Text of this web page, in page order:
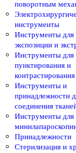
поворотным
инструменты
Инструменты для
экспозиции и
Инструменты для
пунктирования и
контрастирования
Инструменты и
принадлежности
соединения
Инструменты для
Принадлежности
Стерилизация и